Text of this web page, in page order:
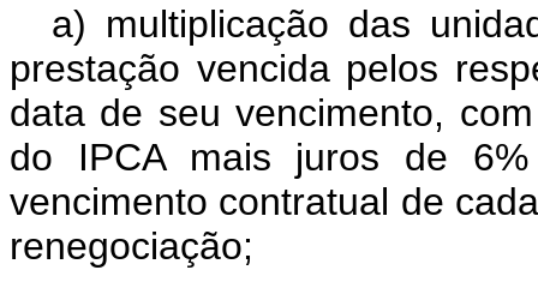
a) multiplicação das
prestação vencida pelos
data de seu vencimento,
do IPCA mais juros de
vencimento contratual de
renegociação;